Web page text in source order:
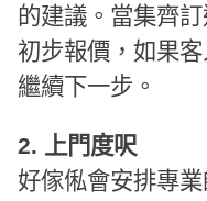
的建議。當集齊
初步報價，如果
繼續下一步。
2. 上門度呎
好傢俬會安排專